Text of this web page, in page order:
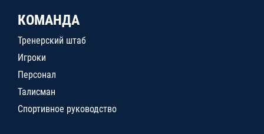
КОМАНДА
Тренерский штаб
Игроки
Персонал
Талисман
Спортивное руководство